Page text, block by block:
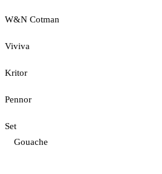
W&N Cotman
Viviva
Kritor
Pennor
Set
Gouache